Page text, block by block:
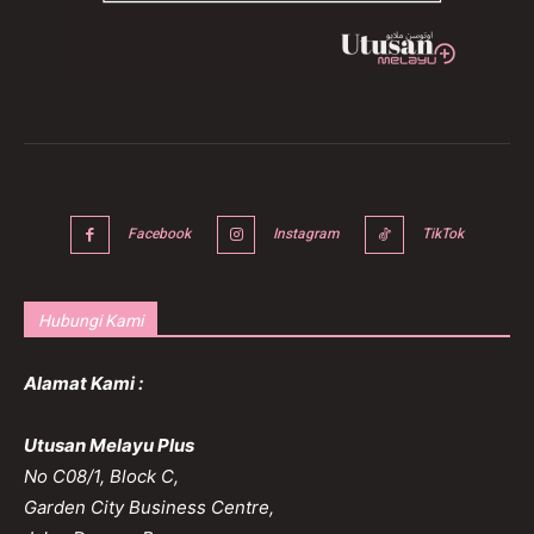
Facebook Instagram TikTok
Hubungi Kami
Alamat Kami :
Utusan Melayu Plus
No C08/1, Block C,
Garden City Business Centre,